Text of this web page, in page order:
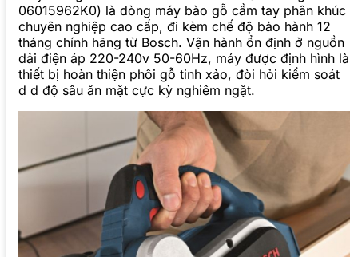
06015962K0) là dòng máy bào gỗ cầm tay phân khúc
chuyên nghiệp cao cấp, đi kèm chế độ bảo hành 12
tháng chính hãng từ Bosch. Vận hành ổn định ở nguồn
dải điện áp 220-240v 50-60Hz, máy được định hình là
thiết bị hoàn thiện phôi gỗ tinh xảo, đòi hỏi kiểm soát
d d độ sâu ăn mặt cực kỳ nghiêm ngặt.